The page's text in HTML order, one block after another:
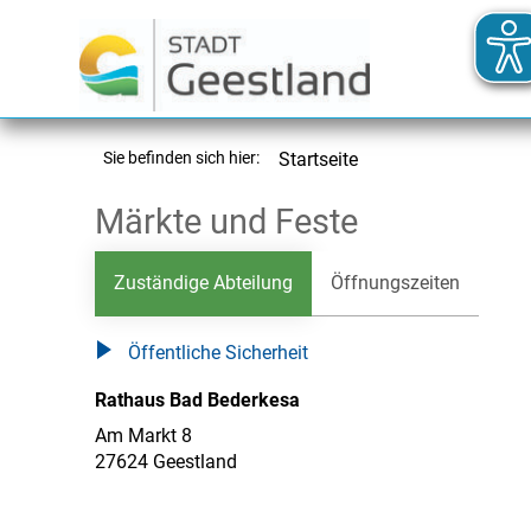
Sie befinden sich hier: Startseite
Märkte und Feste
Zuständige Abteilung Öffnungszeiten
Öffentliche Sicherheit
Rathaus Bad Bederkesa
Am Markt 8
27624 Geestland